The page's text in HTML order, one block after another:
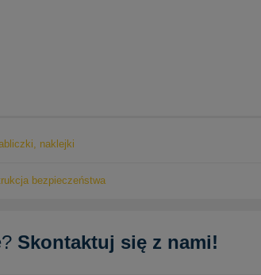
naklejki
bezpieczeństwa
Skontaktuj się z nami!